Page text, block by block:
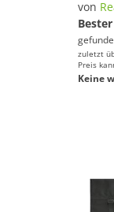
von
zuletzt
Preis
Keine